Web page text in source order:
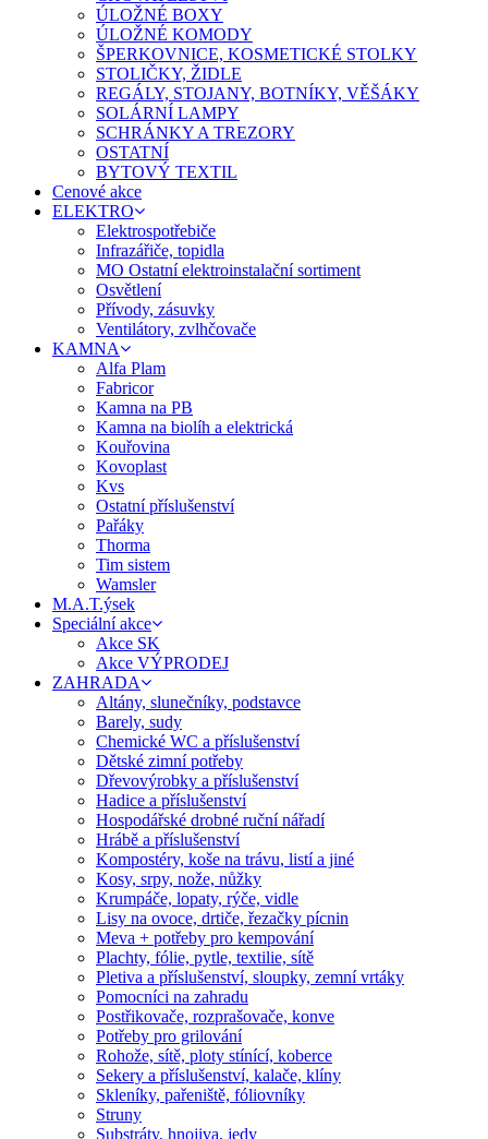
ÚLOŽNÉ BOXY
ÚLOŽNÉ KOMODY
ŠPERKOVNICE, KOSMETICKÉ STOLKY
STOLIČKY, ŽIDLE
REGÁLY, STOJANY, BOTNÍKY, VĚŠÁKY
SOLÁRNÍ LAMPY
SCHRÁNKY A TREZORY
OSTATNÍ
BYTOVÝ TEXTIL
Cenové akce
ELEKTRO
Elektrospotřebiče
Infrazářiče, topidla
MO Ostatní elektroinstalační sortiment
Osvětlení
Přívody, zásuvky
Ventilátory, zvlhčovače
KAMNA
Alfa Plam
Fabricor
Kamna na PB
Kamna na biolíh a elektrická
Kouřovina
Kovoplast
Kvs
Ostatní příslušenství
Pařáky
Thorma
Tim sistem
Wamsler
M.A.T.ýsek
Speciální akce
Akce SK
Akce VÝPRODEJ
ZAHRADA
Altány, slunečníky, podstavce
Barely, sudy
Chemické WC a příslušenství
Dětské zimní potřeby
Dřevovýrobky a příslušenství
Hadice a příslušenství
Hospodářské drobné ruční nářadí
Hrábě a příslušenství
Kompostéry, koše na trávu, listí a jiné
Kosy, srpy, nože, nůžky
Krumpáče, lopaty, rýče, vidle
Lisy na ovoce, drtiče, řezačky pícnin
Meva + potřeby pro kempování
Plachty, fólie, pytle, textilie, sítě
Pletiva a příslušenství, sloupky, zemní vrtáky
Pomocníci na zahradu
Postřikovače, rozprašovače, konve
Potřeby pro grilování
Rohože, sítě, ploty stínící, koberce
Sekery a příslušenství, kalače, klíny
Skleníky, pařeniště, fóliovníky
Struny
Substráty, hnojiva, jedy